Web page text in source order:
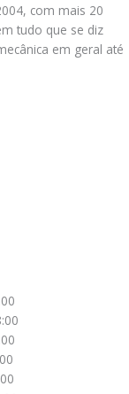
com mais 20
tudo que se diz
em geral até